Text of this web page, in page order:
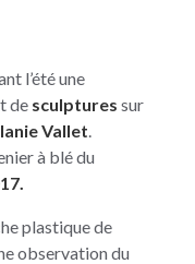
l’été une
de sculptures sur
Vallet
à blé du
plastique de
observation du